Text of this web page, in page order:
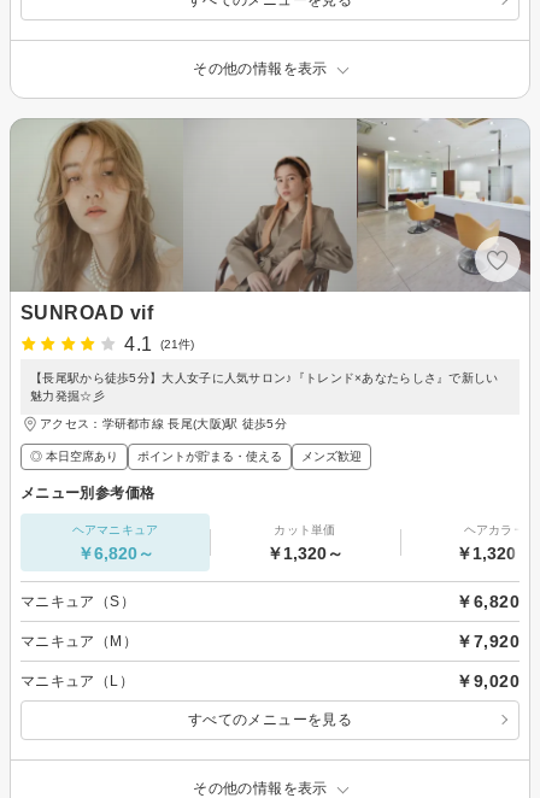
その他の情報を表示
SUNROAD vif
4.1
(21件)
【長尾駅から徒歩5分】大人女子に人気サロン♪『トレンド×あなたらしさ』で新しい
魅力発掘☆彡
アクセス：学研都市線 長尾(大阪)駅 徒歩5分
◎ 本日空席あり ポイントが貯まる・使える メンズ歓迎
メニュー別参考価格
ヘアマニキュア
￥6,820～
カット単価
￥1,320～
ヘアカラー
￥1,320～
マニキュア（S） ￥6,820
マニキュア（M） ￥7,920
マニキュア（L） ￥9,020
すべてのメニューを見る
その他の情報を表示